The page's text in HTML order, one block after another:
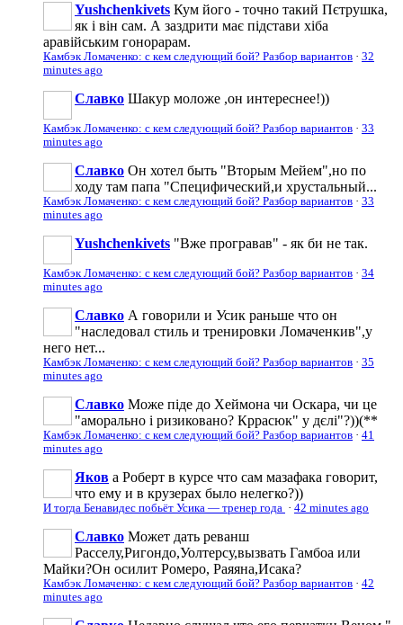
Yushchenkivets Кум його - точно такий Пєтрушка,
як і він сам. А заздрити має підстави хіба
аравійським гонорарам.
Камбэк Ломаченко: с кем следующий бой? Разбор вариантов · 32
minutes ago
Славко Шакур моложе ,он интереснее!))
Камбэк Ломаченко: с кем следующий бой? Разбор вариантов · 33
minutes ago
Славко Он хотел быть "Вторым Мейем",но по
ходу там папа "Специфический,и хрустальный...
Камбэк Ломаченко: с кем следующий бой? Разбор вариантов · 33
minutes ago
Yushchenkivets "Вже програвав" - як би не так.
Камбэк Ломаченко: с кем следующий бой? Разбор вариантов · 34
minutes ago
Славко А говорили и Усик раньше что он
"наследовал стиль и тренировки Ломаченкив",у
него нет...
Камбэк Ломаченко: с кем следующий бой? Разбор вариантов · 35
minutes ago
Славко Може піде до Хеймона чи Оскара, чи це
"аморально і ризиковано? Кррасюк" у дєлі"?))(**
Камбэк Ломаченко: с кем следующий бой? Разбор вариантов · 41
minutes ago
Яков а Роберт в курсе что сам мазафака говорит,
что ему и в крузерах было нелегко?))
И тогда Бенавидес побьёт Усика — тренер года · 42 minutes ago
Славко Может дать реванш
Расселу,Ригондо,Уолтерсу,вызвать Гамбоа или
Майки?Он осилит Ромеро, Раяяна,Исака?
Камбэк Ломаченко: с кем следующий бой? Разбор вариантов · 42
minutes ago